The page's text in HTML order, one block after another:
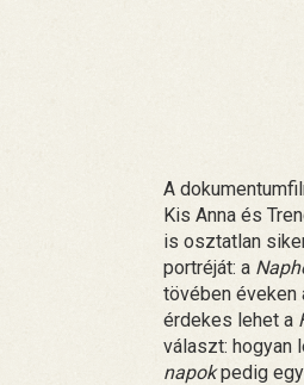
A
Kis Anna és
is osztatlan
portréját: a
tövében
érdekes lehet a
választ: hogyan
napokpedig egy